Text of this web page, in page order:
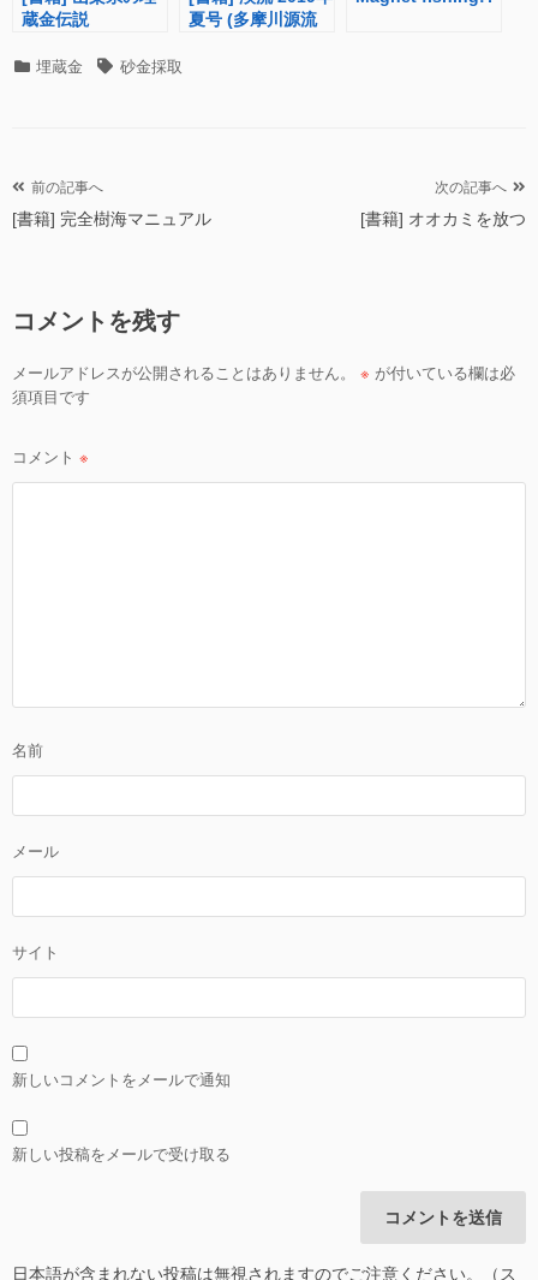
蔵金伝説
夏号 (多摩川源流
カ 埋蔵金
タ 砂金採取
投
稿
ゲ
シ
ン
前の記事へ
[書籍] 完全樹海マニュアル
次の記事へ
[書籍] オオカミを放つ
コメントを残す
メールアドレスが公開されることはありません。 ※ が付いている欄は必
須項目です
コメント ※
名前
メール
サイト
新しいコメントをメールで通知
新しい投稿をメールで受け取る
日本語が含まれない投稿は無視されますのでご注意ください。（ス